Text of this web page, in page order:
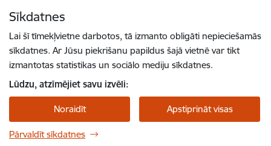
Sīkdatnes
Lai šī tīmekļvietne darbotos, tā izmanto obligāti nepieciešamās
sīkdatnes. Ar Jūsu piekrišanu papildus šajā vietnē var tikt
izmantotas statistikas un sociālo mediju sīkdatnes.
Lūdzu, atzīmējiet savu izvēli:
Noraidīt Apstiprināt visas
Pārvaldīt sīkdatnes